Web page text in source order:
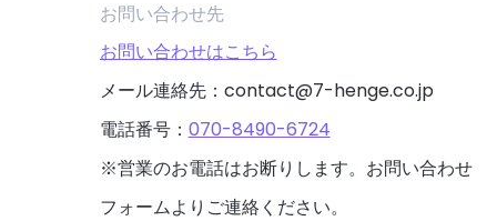
お問い合わせ先
お問い合わせはこちら
メール連絡先：contact@7-henge.co.jp
電話番号： 070-8490-6724
※営業のお電話はお断りします。お問い合わせ
フォームよりご連絡ください。